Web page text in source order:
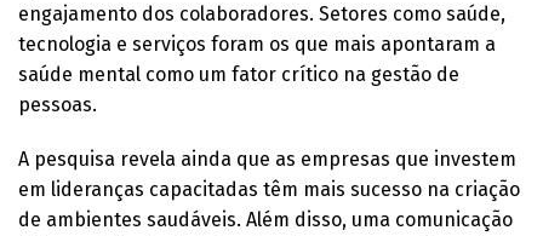
engajamento dos colaboradores. Setores como saúde,
tecnologia e serviços foram os que mais apontaram a
saúde mental como um fator crítico na gestão de
pessoas.
A pesquisa revela ainda que as empresas que investem
em lideranças capacitadas têm mais sucesso na criação
de ambientes saudáveis. Além disso, uma comunicação